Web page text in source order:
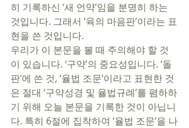
히 기록하신 ‘새 언약’임을 분명히 하는
것입니다. 그래서 ‘육의 마음판’이라는 표
현을 쓴 것입니다.
우리가 이 본문을 볼 때 주의해야 할 것
이 있습니다. ‘구약’의 중요성입니다. ‘돌
판’에 쓴 것, ‘율법 조문’이라고 표현한 것
은 절대 ‘구약성경 및 율법규례’를 폄하하
기 위해 오늘 본문을 기록한 것이 아닙니
다. 특히 6절에 집착하여 ‘율법 조문’을 나